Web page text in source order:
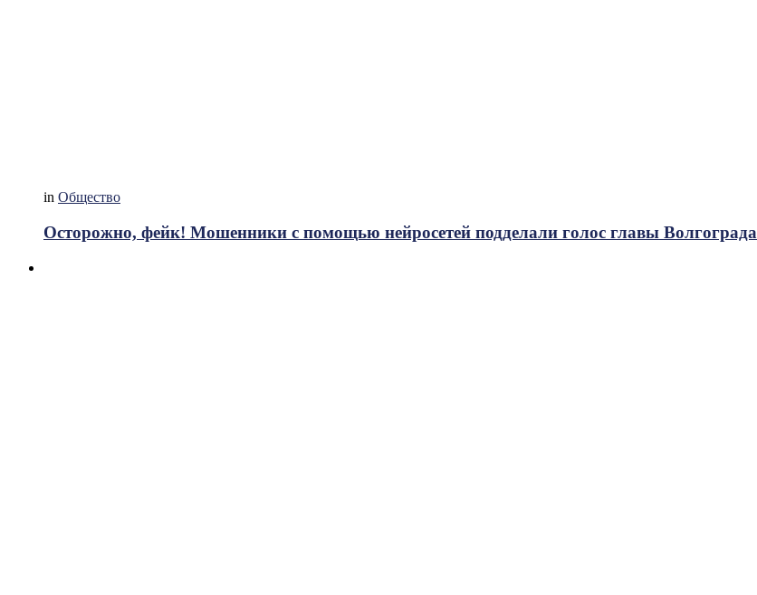
in Общество
Осторожно, фейк! Мошенники с помощью нейросетей подделали голос главы Волгограда